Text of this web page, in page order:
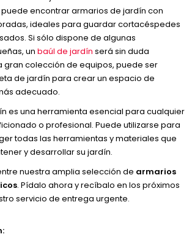
encontrar armarios de jardín con
ideales para guardar cortacéspedes
Si sólo dispone de algunas
un baúl de jardín será sin duda
gran colección de equipos, puede ser
de jardín para crear un espacio de
adecuado.
es una herramienta esencial para cualquier
o profesional. Puede utilizarse para
todas las herramientas y materiales que
y desarrollar su jardín.
nuestra amplia selección de armarios
. Pídalo ahora y recíbalo en los próximos
servicio de entrega urgente.